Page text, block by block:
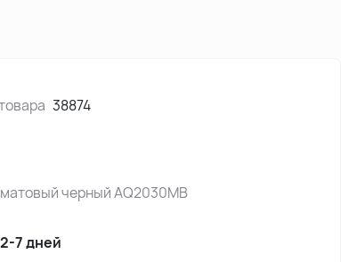
38874
черный AQ2030MB
2-7 дней